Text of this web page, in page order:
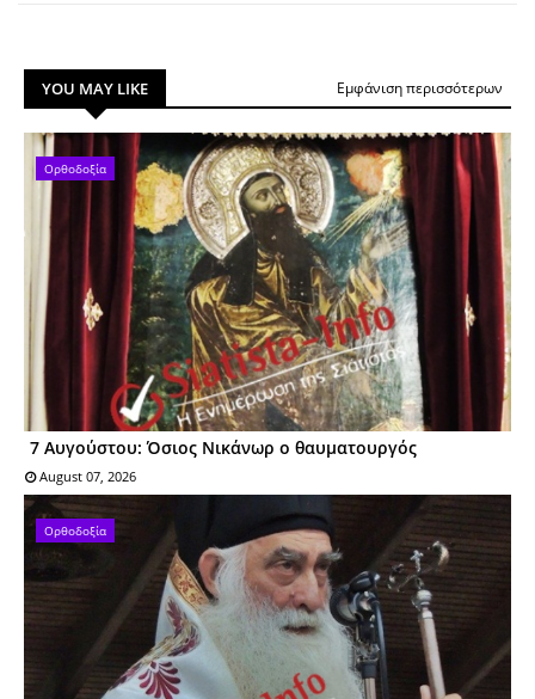
YOU MAY LIKE Εμφάνιση περισσότερων
Ορθοδοξία
7 Αυγούστου: Όσιος Nικάνωρ o θαυματoυργός
August 07, 2026
Ορθοδοξία